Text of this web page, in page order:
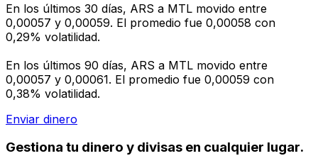
En los últimos 30 días, ARS a MTL movido entre
0,00057 y 0,00059. El promedio fue 0,00058 con
0,29% volatilidad.
En los últimos 90 días, ARS a MTL movido entre
0,00057 y 0,00061. El promedio fue 0,00059 con
0,38% volatilidad.
Enviar dinero
Gestiona tu dinero y divisas en cualquier lugar.